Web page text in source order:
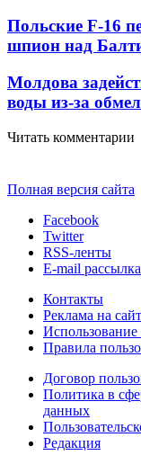
Польские F-16
шпион над
Молдова
воды из-за
Читать комментарии
Полная версия сайта
Facebook
Twitter
RSS-ленты
E-mail рассылка
Контакты
Реклама на
Использование
Правила
Договор
Политика в
данных
Редакция